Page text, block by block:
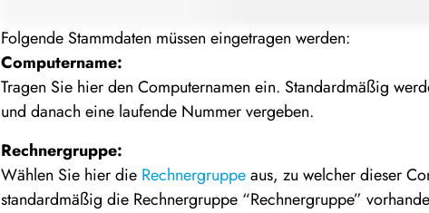
Folgende Stammdaten müssen eingetragen werden:
Computername:
Tragen Sie hier den Computernamen ein. Standardmäßig
und danach eine laufende Nummer vergeben.
Rechnergruppe:
Wählen Sie hier die Rechnergruppeaus, zu welcher dieser
standardmäßig die Rechnergruppe “Rechnergruppe”